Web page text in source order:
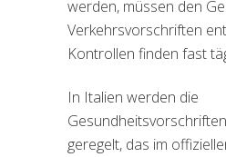
werden, müssen den
Verkehrsvorschriften
Kontrollen finden fast
In Italien werden die
geregelt, das im